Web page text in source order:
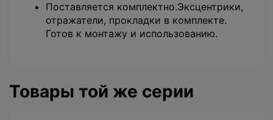
Поставляется комплектно.Эксцентрики,
отражатели, прокладки в комплекте.
Готов к монтажу и использованию.
Товары той же серии